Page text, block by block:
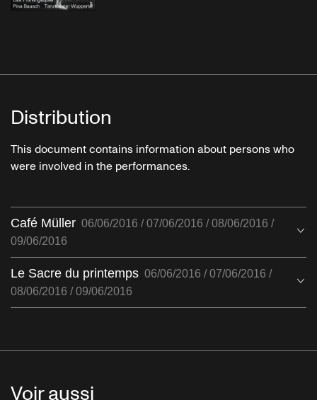
Distribution
This document contains information about persons who
were involved in the performances.
Café Müller 06/06/2016 / 07/06/2016 / 08/06/2016 /
09/06/2016
Le Sacre du printemps 06/06/2016 / 07/06/2016 /
08/06/2016 / 09/06/2016
Voir aussi